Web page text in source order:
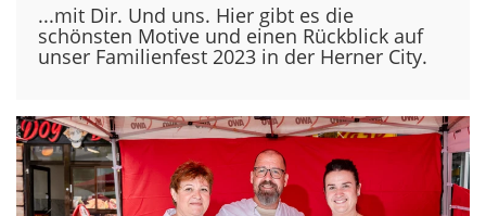
...mit Dir. Und uns. Hier gibt es die
schönsten Motive und einen Rückblick auf
unser Familienfest 2023 in der Herner City.